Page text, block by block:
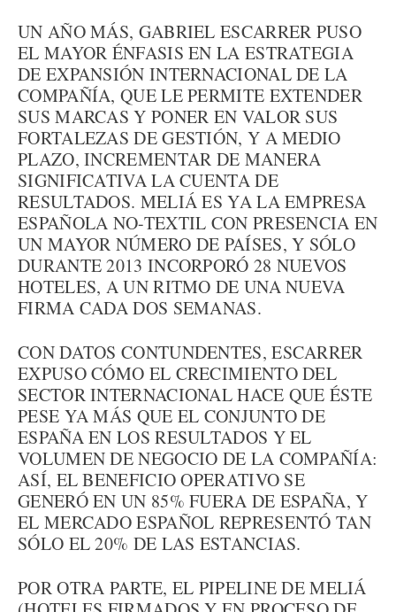
UN AÑO MÁS, GABRIEL ESCARRER PUSO
EL MAYOR ÉNFASIS EN LA ESTRATEGIA
DE EXPANSIÓN INTERNACIONAL DE LA
COMPAÑÍA, QUE LE PERMITE EXTENDER
SUS MARCAS Y PONER EN VALOR SUS
FORTALEZAS DE GESTIÓN, Y A MEDIO
PLAZO, INCREMENTAR DE MANERA
SIGNIFICATIVA LA CUENTA DE
RESULTADOS. MELIÁ ES YA LA EMPRESA
ESPAÑOLA NO-TEXTIL CON PRESENCIA EN
UN MAYOR NÚMERO DE PAÍSES, Y SÓLO
DURANTE 2013 INCORPORÓ 28 NUEVOS
HOTELES, A UN RITMO DE UNA NUEVA
FIRMA CADA DOS SEMANAS.
CON DATOS CONTUNDENTES, ESCARRER
EXPUSO CÓMO EL CRECIMIENTO DEL
SECTOR INTERNACIONAL HACE QUE ÉSTE
PESE YA MÁS QUE EL CONJUNTO DE
ESPAÑA EN LOS RESULTADOS Y EL
VOLUMEN DE NEGOCIO DE LA COMPAÑÍA:
ASÍ, EL BENEFICIO OPERATIVO SE
GENERÓ EN UN 85% FUERA DE ESPAÑA, Y
EL MERCADO ESPAÑOL REPRESENTÓ TAN
SÓLO EL 20% DE LAS ESTANCIAS.
POR OTRA PARTE, EL PIPELINE DE MELIÁ